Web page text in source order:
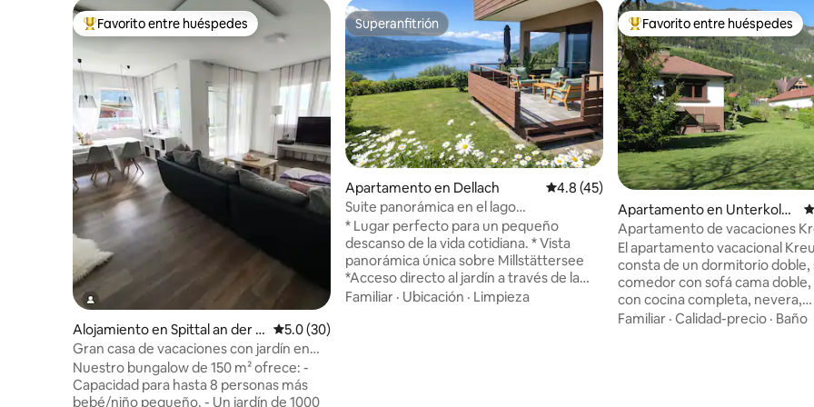
Favorito entre huéspedes preferido
Favorito entre huéspedes
Alojamiento en Spittal an der D
rau
Calificación promedio: 5.0 de 5, 30 reseñas
5.0 (30)
Gran casa de vacaciones con jardín en
Mölltal
Nuestro bungalow de 150 m² ofrece: -
Capacidad para hasta 8 personas más
bebé/niño pequeño. - Un jardín de 1000
Superanfitrión
Superanfitrión
Apartamento en Dellach Calificación promedio: 4.8 de 5, 45 reseñas
4.8 (45)
Suite panorámica en el lago
Millstättersee
* Lugar perfecto para un pequeño
descanso de la vida cotidiana. * Vista
panorámica única sobre Millstättersee
*Acceso directo al jardín a través de la
terraza. * A15 minutos a pie de la playa de
Familiar · Ubicación · Limpieza
Favorito entre huéspedes
Favorito entre huéspedes
Apartamento en Unterkolb
nitz
Apartamento de vacaciones
El apartamento vacacional
consta de un dormitorio doble,
comedor con sofá cama doble,
con cocina completa, nevera,
congelador y lavavajillas. Baño
Familiar · Calidad-precio · Baño